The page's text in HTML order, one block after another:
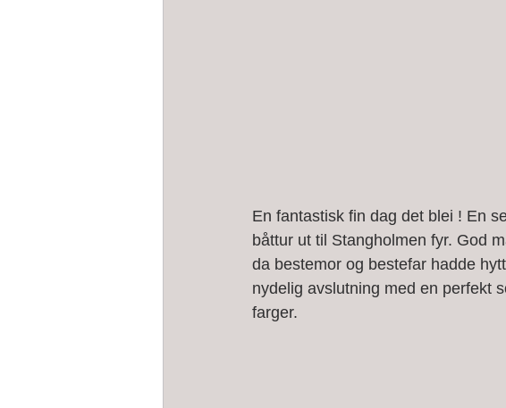
En fantastisk fin dag det blei ! En
båttur ut til Stangholmen fyr. God
da bestemor og bestefar hadde
nydelig avslutning med en perfekt
farger.